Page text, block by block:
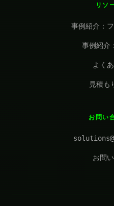
リソ
事例紹介：
事例紹介
よく
見積も
お問い
お問